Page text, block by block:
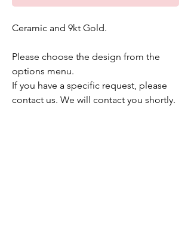
Ceramic and 9kt Gold.
Please choose the design from the
options menu.
If you have a specific request, please
contact us. We will contact you shortly.